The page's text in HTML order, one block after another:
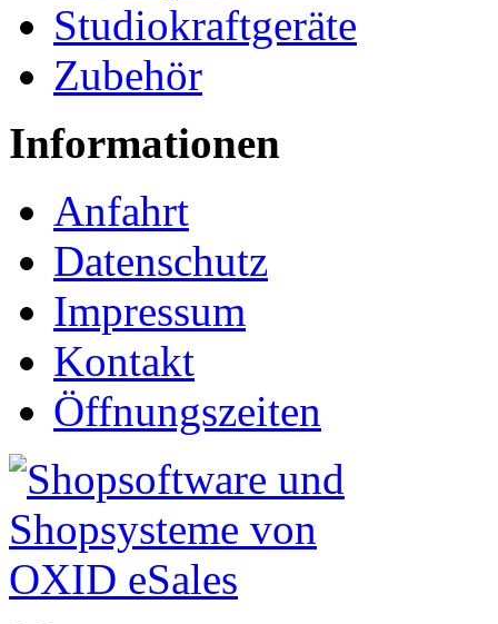
Studiokraftgeräte
Zubehör
Informationen
Anfahrt
Datenschutz
Impressum
Kontakt
Öffnungszeiten